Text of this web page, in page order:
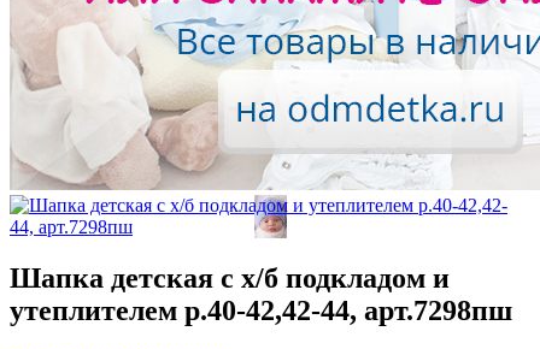
Шапка детская с х/б подкладом и
утеплителем р.40-42,42-44, арт.7298пш